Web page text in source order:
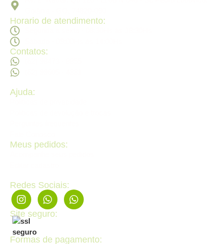
Horario de atendimento:
Contatos:
Ajuda:
Meus pedidos:
Redes Sociais:
Site seguro:
Formas de pagamento: